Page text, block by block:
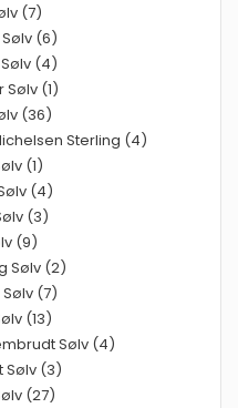
(7)
(6)
(4)
Sølv (1)
(36)
Sterling (4)
(1)
(4)
(3)
(9)
Sølv (2)
(7)
(13)
Sølv (4)
(3)
(27)